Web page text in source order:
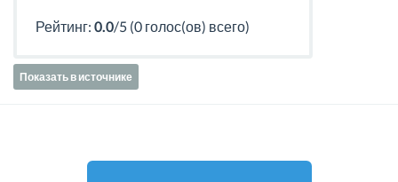
Рейтинг: 0.0/5 (0 голос(ов) всего)
Показать в источнике